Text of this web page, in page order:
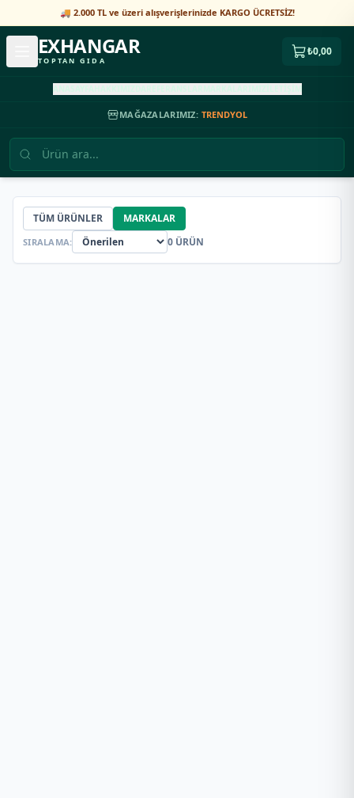
🚚 2.000 TL ve üzeri alışverişlerinizde KARGO ÜCRETSİZ!
EXHANGAR
TOPTAN GIDA
₺0,00
ANASAYFAHAKKIMIZDAREFERANSLARMARKALARIMIZ İLETİŞİM
MAĞAZALARIMIZ: TRENDYOL
TÜM ÜRÜNLER MARKALAR
SIRALAMA: 0 ÜRÜN